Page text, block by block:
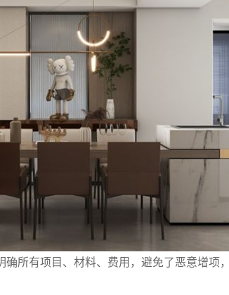
所有项目、材料、费用，避免了恶意增项